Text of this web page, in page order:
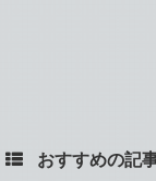
おすすめの記